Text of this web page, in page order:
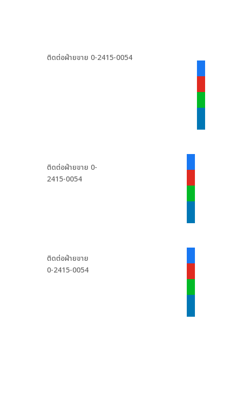
ติดต่อฝ่ายขาย 0-2415-0054
ติดต่อฝ่ายขาย 0-
2415-0054
ติดต่อฝ่ายขาย
0-2415-0054